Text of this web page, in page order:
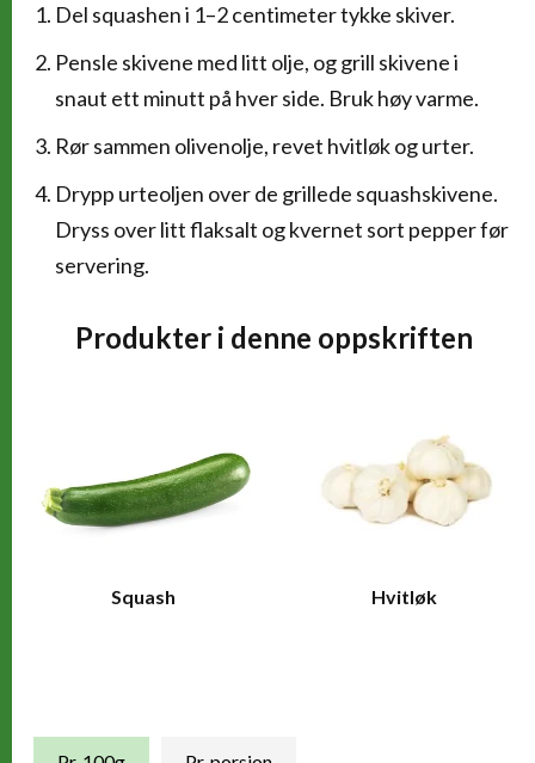
Slik gjør du det
Del squashen i 1–2 centimeter tykke skiver.
Pensle skivene med litt olje, og grill skivene i
snaut ett minutt på hver side. Bruk høy varme.
Rør sammen olivenolje, revet hvitløk og urter.
Drypp urteoljen over de grillede squashskivene.
Dryss over litt flaksalt og kvernet sort pepper før
servering.
Produkter i denne oppskriften
Squash Hvitløk